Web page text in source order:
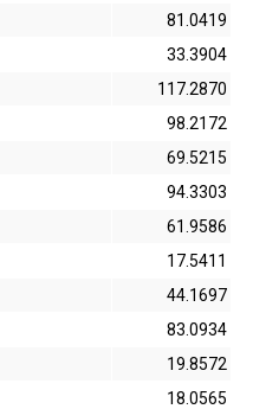
81.0419
33.3904
117.2870
98.2172
69.5215
94.3303
61.9586
17.5411
44.1697
83.0934
19.8572
18.0565